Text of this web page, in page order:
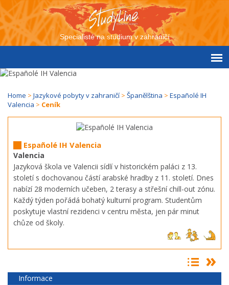
Specialisté na studium v zahraničí
Home > Jazykové pobyty v zahraničí > Španělština > Españolé IH
Valencia > Ceník
Españolé IH Valencia
Valencia
Jazyková škola ve Valencii sídlí v historickém paláci z 13.
století s dochovanou částí arabské hradby z 11. století. Dnes
nabízí 28 moderních učeben, 2 terasy a střešní chill-out zónu.
Každý týden pořádá bohatý kulturní program. Studentům
poskytuje vlastní rezidenci v centru města, jen pár minut
chůze od školy.
Informace